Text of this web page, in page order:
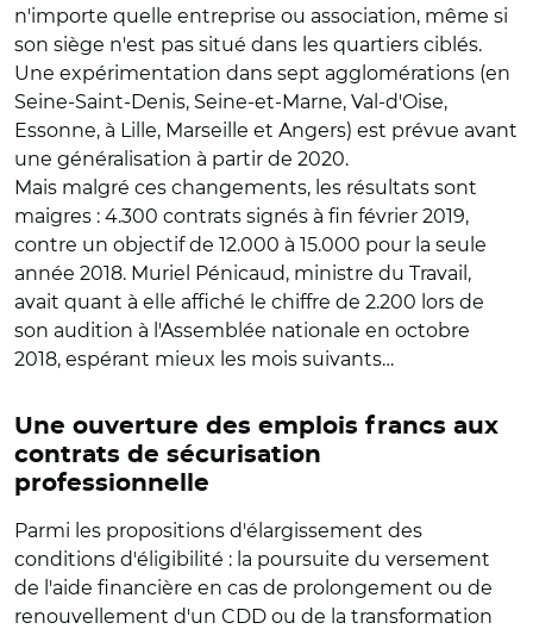
n'importe quelle entreprise ou association, même si
son siège n'est pas situé dans les quartiers ciblés.
Une expérimentation dans sept agglomérations (en
Seine-Saint-Denis, Seine-et-Marne, Val-d'Oise,
Essonne, à Lille, Marseille et Angers) est prévue avant
une généralisation à partir de 2020.
Mais malgré ces changements, les résultats sont
maigres : 4.300 contrats signés à fin février 2019,
contre un objectif de 12.000 à 15.000 pour la seule
année 2018. Muriel Pénicaud, ministre du Travail,
avait quant à elle affiché le chiffre de 2.200 lors de
son audition à l'Assemblée nationale en octobre
2018, espérant mieux les mois suivants…
Une ouverture des emplois francs aux
contrats de sécurisation
professionnelle
Parmi les propositions d'élargissement des
conditions d'éligibilité : la poursuite du versement
de l'aide financière en cas de prolongement ou de
renouvellement d'un CDD ou de la transformation